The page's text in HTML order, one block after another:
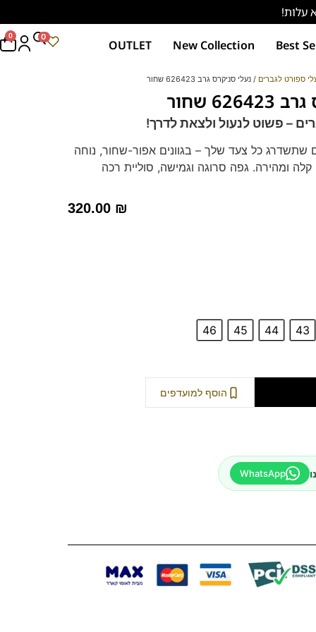
Best
New Collection
OUTLET
0 0
ספורט לגברים / נעלי סניקרס גרב 626423 שחור
שחור
– פשוט לנעול ולצאת לדרך!
שתשדרג כל צעד שלך – בגוונים אפור-שחור, נוחה
קלה ומהירה. גפה סרוגה וגמישה, סוליית רכה
320.00 ₪
43
44
45
46
הוסף למועדפים
WhatsApp